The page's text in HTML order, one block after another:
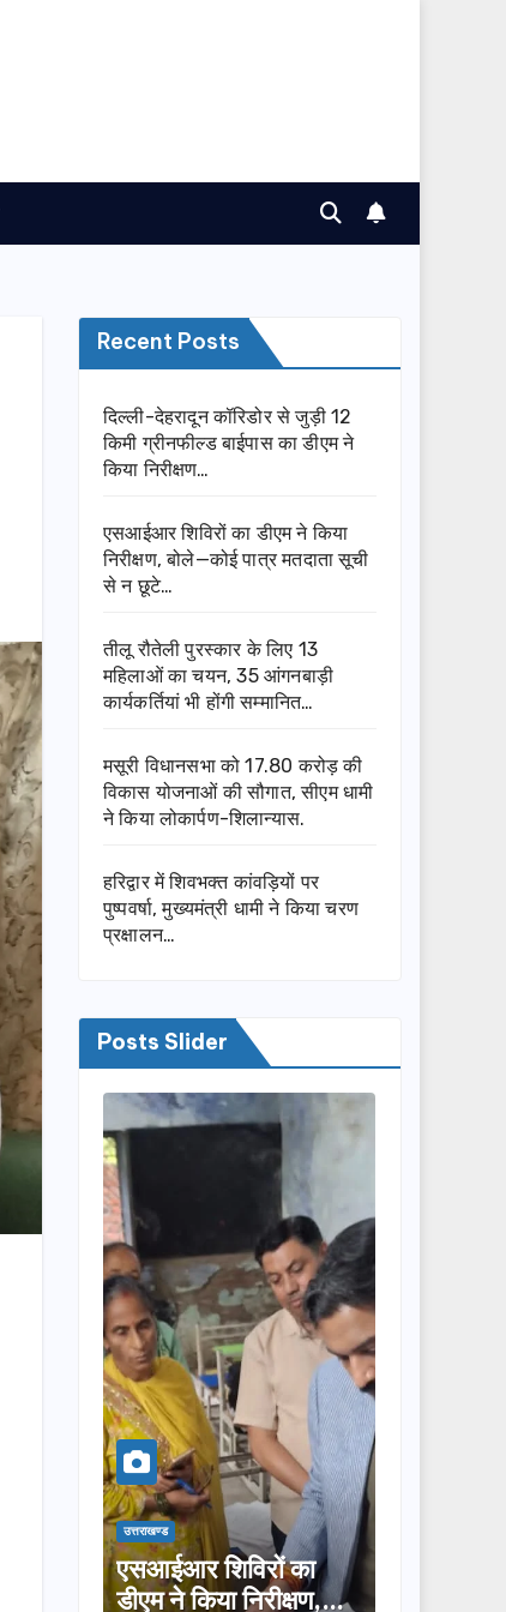
Recent Posts
दिल्ली-देहरादून कॉरिडोर से जुड़ी 12
किमी ग्रीनफील्ड बाईपास का डीएम ने
किया निरीक्षण…
एसआईआर शिविरों का डीएम ने किया
निरीक्षण, बोले—कोई पात्र मतदाता सूची
से न छूटे…
तीलू रौतेली पुरस्कार के लिए 13
महिलाओं का चयन, 35 आंगनबाड़ी
कार्यकर्तियां भी होंगी सम्मानित…
मसूरी विधानसभा को 17.80 करोड़ की
विकास योजनाओं की सौगात, सीएम धामी
ने किया लोकार्पण-शिलान्यास.
हरिद्वार में शिवभक्त कांवड़ियों पर
पुष्पवर्षा, मुख्यमंत्री धामी ने किया चरण
प्रक्षालन…
Posts Slider
उत्तराखण्ड
एसआईआर शिविरों का
डीएम ने किया निरीक्षण,
उत्तराखण्ड
तीलू रौतेली
लिए 13 महिलाओं